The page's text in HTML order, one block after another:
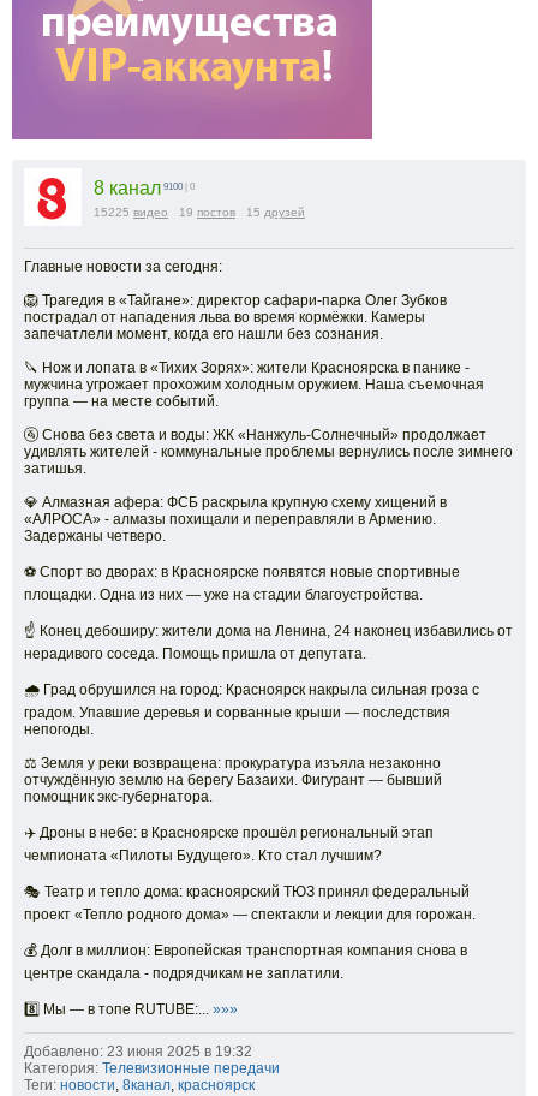
8 канал 9100 | 0
15225 видео 19 постов 15 друзей
Главные новости за сегодня:
🦁 Трагедия в «Тайгане»: директор сафари-парка Олег Зубков
пострадал от нападения льва во время кормёжки. Камеры
запечатлели момент, когда его нашли без сознания.
🔪 Нож и лопата в «Тихих Зорях»: жители Красноярска в панике -
мужчина угрожает прохожим холодным оружием. Наша съемочная
группа — на месте событий.
🚰 Снова без света и воды: ЖК «Нанжуль-Солнечный» продолжает
удивлять жителей - коммунальные проблемы вернулись после зимнего
затишья.
💎 Алмазная афера: ФСБ раскрыла крупную схему хищений в
«АЛРОСА» - алмазы похищали и переправляли в Армению.
Задержаны четверо.
⚽️ Спорт во дворах: в Красноярске появятся новые спортивные
площадки. Одна из них — уже на стадии благоустройства.
☝️ Конец дебоширу: жители дома на Ленина, 24 наконец избавились от
нерадивого соседа. Помощь пришла от депутата.
🌧 Град обрушился на город: Красноярск накрыла сильная гроза с
градом. Упавшие деревья и сорванные крыши — последствия
непогоды.
⚖️ Земля у реки возвращена: прокуратура изъяла незаконно
отчуждённую землю на берегу Базаихи. Фигурант — бывший
помощник экс-губернатора.
✈️ Дроны в небе: в Красноярске прошёл региональный этап
чемпионата «Пилоты Будущего». Кто стал лучшим?
🎭 Театр и тепло дома: красноярский ТЮЗ принял федеральный
проект «Тепло родного дома» — спектакли и лекции для горожан.
💰 Долг в миллион: Европейская транспортная компания снова в
центре скандала - подрядчикам не заплатили.
8️⃣ Мы — в топе RUTUBE:... »»»
Добавлено: 23 июня 2025 в 19:32
Категория: Телевизионные передачи
Теги: новости, 8канал, красноярск